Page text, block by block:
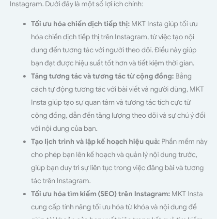
Instagram. Dưới đây là một số lợi ích chính:
Tối ưu hóa chiến dịch tiếp thị:MKT Insta giúp tối ưu
hóa chiến dịch tiếp thị trên Instagram, từ việc tạo nội
dung đến tương tác với người theo dõi. Điều này giúp
bạn đạt được hiệu suất tốt hơn và tiết kiệm thời gian.
Tăng tương tác và tương tác từ cộng đồng:Bằng
cách tự động tương tác với bài viết và người dùng, MKT
Insta giúp tạo sự quan tâm và tương tác tích cực từ
cộng đồng, dẫn đến tăng lượng theo dõi và sự chú ý đối
với nội dung của bạn.
Tạo lịch trình và lập kế hoạch hiệu quả:Phần mềm này
cho phép bạn lên kế hoạch và quản lý nội dung trước,
giúp bạn duy trì sự liên tục trong việc đăng bài và tương
tác trên Instagram.
Tối ưu hóa tìm kiếm (SEO) trên Instagram: MKT Insta
cung cấp tính năng tối ưu hóa từ khóa và nội dung để